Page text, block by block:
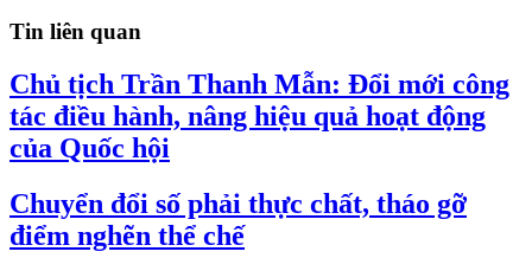
Tin liên quan
Chủ tịch Trần Thanh Mẫn: Đổi mới công
tác điều hành, nâng hiệu quả hoạt động
của Quốc hội
Chuyển đổi số phải thực chất, tháo gỡ
điểm nghẽn thể chế